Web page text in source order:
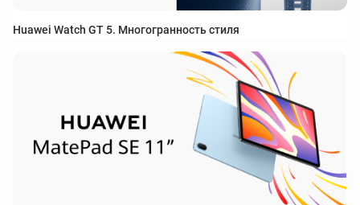
Huawei Watch GT 5. Многогранность стиля